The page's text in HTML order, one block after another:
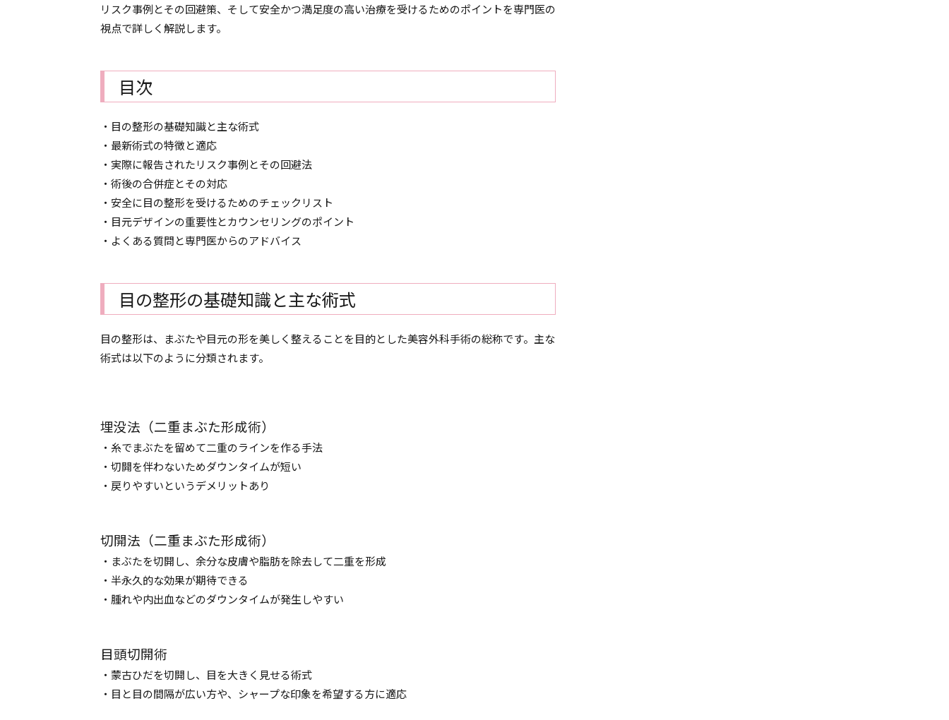
リスク事例とその回避策、そして安全かつ満足度の高い治療を受けるためのポイントを専門医の
視点で詳しく解説します。
目次
・目の整形の基礎知識と主な術式
・最新術式の特徴と適応
・実際に報告されたリスク事例とその回避法
・術後の合併症とその対応
・安全に目の整形を受けるためのチェックリスト
・目元デザインの重要性とカウンセリングのポイント
・よくある質問と専門医からのアドバイス
目の整形の基礎知識と主な術式
目の整形は、まぶたや目元の形を美しく整えることを目的とした美容外科手術の総称です。主な
術式は以下のように分類されます。
埋没法（二重まぶた形成術）
・糸でまぶたを留めて二重のラインを作る手法
・切開を伴わないためダウンタイムが短い
・戻りやすいというデメリットあり
切開法（二重まぶた形成術）
・まぶたを切開し、余分な皮膚や脂肪を除去して二重を形成
・半永久的な効果が期待できる
・腫れや内出血などのダウンタイムが発生しやすい
目頭切開術
・蒙古ひだを切開し、目を大きく見せる術式
・目と目の間隔が広い方や、シャープな印象を希望する方に適応